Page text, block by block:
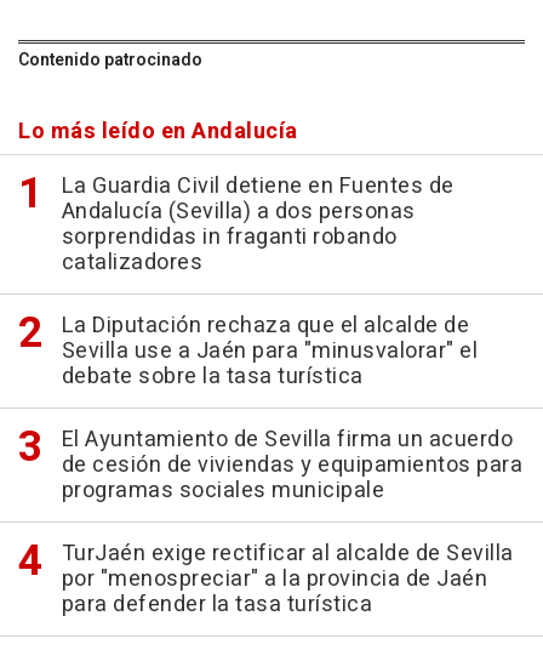
Contenido patrocinado
Lo más leído en Andalucía
La Guardia Civil detiene en Fuentes de
Andalucía (Sevilla) a dos personas
sorprendidas in fraganti robando
catalizadores
La Diputación rechaza que el alcalde de
Sevilla use a Jaén para "minusvalorar" el
debate sobre la tasa turística
El Ayuntamiento de Sevilla firma un acuerdo
de cesión de viviendas y equipamientos para
programas sociales municipale
TurJaén exige rectificar al alcalde de Sevilla
por "menospreciar" a la provincia de Jaén
para defender la tasa turística